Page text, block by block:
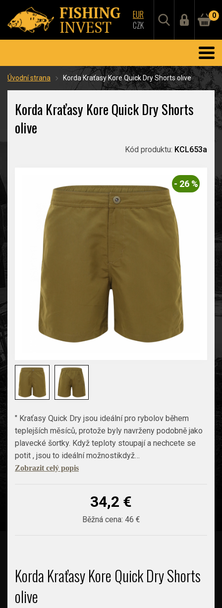
EUR
CZK
0
Úvodní strana Korda Kraťasy Kore Quick Dry Shorts olive
Korda Kraťasy Kore Quick Dry Shorts
olive
Kód produktu: KCL653a
- 26 %
" Kraťasy Quick Dry jsou ideální pro rybolov během
teplejších měsíců, protože byly navrženy podobně jako
plavecké šortky. Když teploty stoupají a nechcete se
potit , jsou to ideální možnostikdyž…
Zobrazit celý popis
34,2 €
Běžná cena: 46 €
Korda Kraťasy Kore Quick Dry Shorts
olive